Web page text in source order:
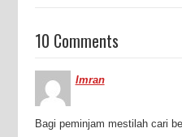
10 Comments
Imran
Bagi peminjam mestilah cari